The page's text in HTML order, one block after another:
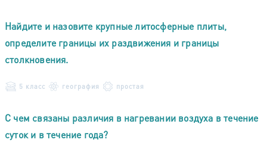
Найдите и назовите крупные литосферные плиты,
определите границы их раздвижения и границы
столкновения.
5 класс география простая
С чем связаны различия в нагревании воздуха в течение
суток и в течение года?